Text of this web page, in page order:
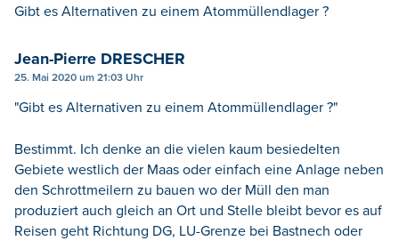
Gibt es Alternativen zu einem Atommüllendlager ?
Jean-Pierre DRESCHER
25. Mai 2020 um 21:03 Uhr
"Gibt es Alternativen zu einem Atommüllendlager ?"
Bestimmt. Ich denke an die vielen kaum besiedelten
Gebiete westlich der Maas oder einfach eine Anlage neben
den Schrottmeilern zu bauen wo der Müll den man
produziert auch gleich an Ort und Stelle bleibt bevor es auf
Reisen geht Richtung DG, LU-Grenze bei Bastnech oder